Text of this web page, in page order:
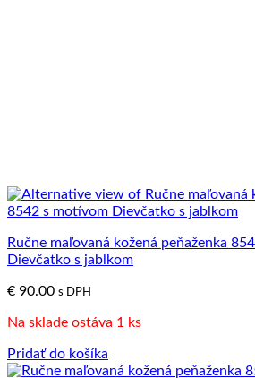
Ručne maľovaná kožená peňaženka
Dievčatko s jablkom
€ 90.00 s DPH
Na sklade ostáva 1 ks
Pridať do košíka